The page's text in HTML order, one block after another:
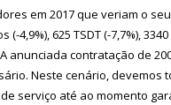
em 2017 que veriam o
4,9%), 625 TSDT (-7,7%),
anunciada contratação de
Neste cenário, devemos
serviço até ao momento